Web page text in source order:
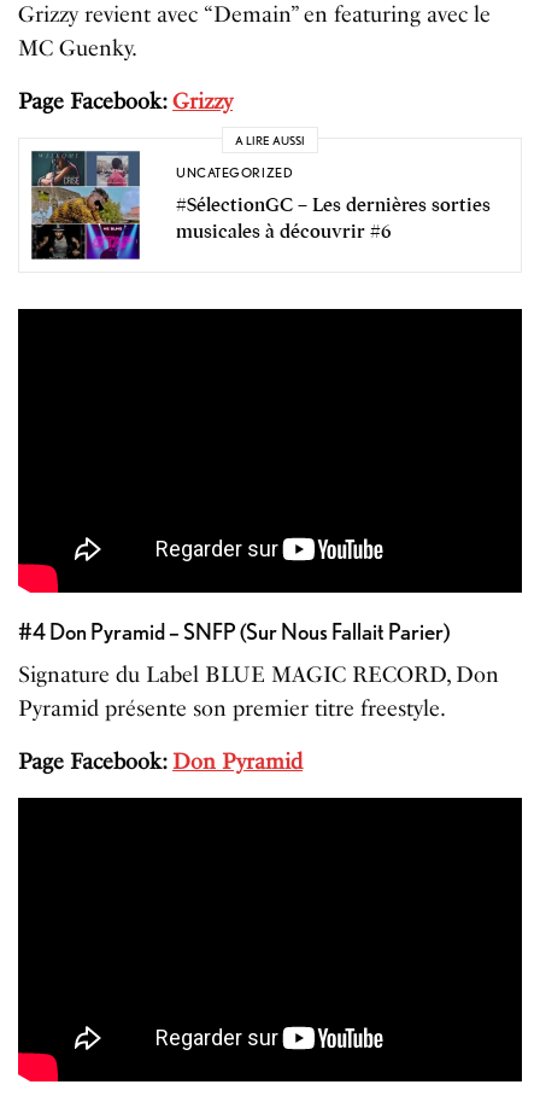
Grizzy revient avec “Demain” en featuring avec le
MC Guenky.
Page Facebook: Grizzy
A LIRE AUSSI
UNCATEGORIZED
#SélectionGC – Les dernières sorties
musicales à découvrir #6
#4 Don Pyramid – SNFP (Sur Nous Fallait Parier)
Signature du Label BLUE MAGIC RECORD, Don
Pyramid présente son premier titre freestyle.
Page Facebook: Don Pyramid